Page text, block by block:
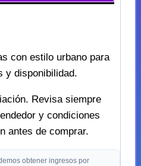
con estilo urbano para
y disponibilidad.
Revisa siempre
y condiciones
antes de comprar.
obtener ingresos por